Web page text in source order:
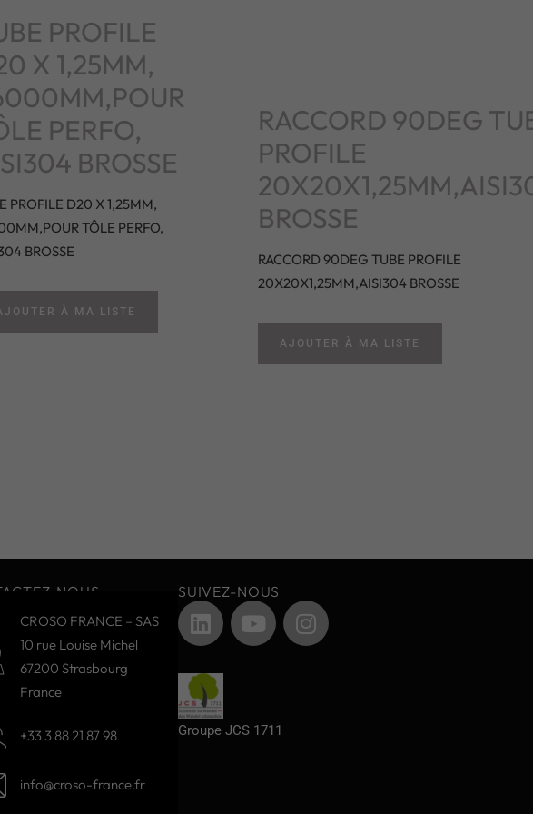
PROFILE
X 1,25MM,
PERFO,
BROSSE
PROFILE D20 X 1,25MM,
TÔLE PERFO,
BROSSE
À MA LISTE
RACCORD 90DEG
PROFILE
BROSSE
RACCORD 90DEG TUBE PROFILE
20X20X1,25MM,AISI304 BROSSE
AJOUTER À MA LISTE
NOUS
CROSO FRANCE – SAS
10 rue Louise Michel
67200 Strasbourg
France
+33 3 88 21 87 98
info@croso-france.fr
SUIVEZ-NOUS
Groupe JCS 1711